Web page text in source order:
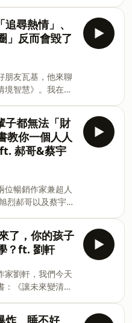
到你產業⭐ 募資獨
一手洞察，看見
課程限時低於 39
碼 「sho198」 再
今天邀請到的來
講師 Christina
續創業家，天使
匯經營一間製作公
她的經歷會有很多
她 23 歲成為母
思考的情況下和先
雙寶媽。於是他
姐、媳婦、創業
身份中，走過各種
盡。但就在一次又
間，經過無數次的
找回來，一路走到
樣子。她把這段
練習寫成了這本
身兼數職，感到
我們一起來聽聽
書分享會資訊：
events/
- 16:00（14:00
尋熱情」、
」反而會毀了
朋友瓦基，他來聊
境智慧》。我在這
增加，我也越來越
」。有的是問職
，其實，我都很想
應該要問你自
，而是如果不弄
就給建議，那這
不適用在自己身上
代，似乎每個人都
者減肥方法眾說紛
的，而每派方法都
，我們到底要聽誰
自己的。而這本
教你戴上「科
資訊，並且審視自
符合自己的決策。
許多過去喝的毒雞
你聽了一定也會
子都無法「財
教你一個人人
郝哥&蔡宇
位暢銷作家兼超人
烈郝哥以及蔡宇哲
》。我想財富自由
我在內許多人的人
我就嚮往進科技
或者是在股票甚
上投機，想要趕快
都不用再工作的
由了。但隨著自己
且讀了越來越多
了，你的孩子
？ft. 劉軒
家劉軒，我們今天
：《讓未來變清
的教育了。在 AI
、睡不好、